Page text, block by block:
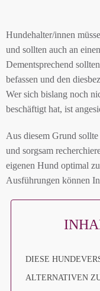
Hundehalter/innen
und sollten auch an
Dementsprechend
befassen und den
Wer sich bislang noch
beschäftigt hat, ist
Aus diesem Grund
und sorgsam
eigenen Hund optimal
Ausführungen können
DIESE
ALTERNATIVEN